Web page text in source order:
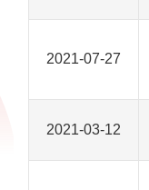
2021-07-27
2021-03-12